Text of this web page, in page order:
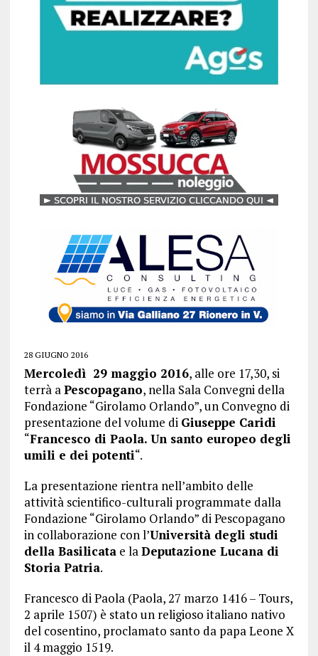
28 GIUGNO 2016
Mercoledì 29 maggio 2016, alle ore 17,30, si
terrà aPescopagano, nella Sala Convegni della
Fondazione “Girolamo Orlando”, un Convegno di
presentazione del volume di Giuseppe Caridi
“Francesco di Paola. Un santo europeo degli
umili e dei potenti“.
La presentazione rientra nell’ambito delle
attività scientifico-culturali programmate dalla
Fondazione “Girolamo Orlando” di Pescopagano
in collaborazione con l’Università degli studi
della Basilicatae laDeputazione Lucana di
Storia Patria.
Francesco di Paola (Paola, 27 marzo 1416 – Tours,
2 aprile 1507) è stato un religioso italiano nativo
del cosentino, proclamato santo da papa Leone X
il 4 maggio 1519.